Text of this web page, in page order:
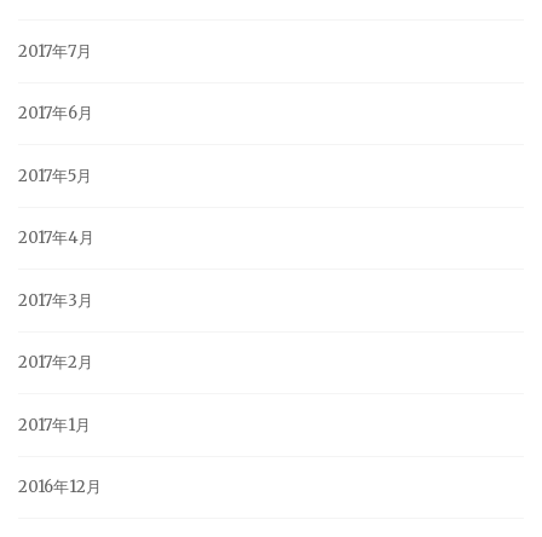
2017年7月
2017年6月
2017年5月
2017年4月
2017年3月
2017年2月
2017年1月
2016年12月